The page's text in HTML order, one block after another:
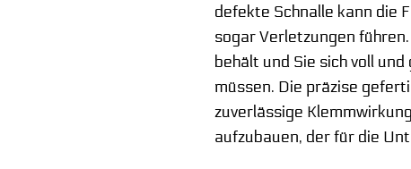
defekte Schnalle kann die
sogar Verletzungen
behält und Sie sich voll
müssen. Die präzise
zuverlässige
aufzubauen, der für die